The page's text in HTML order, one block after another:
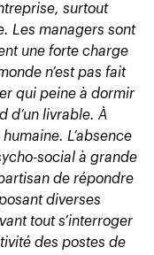
surtout
Les managers sont
une forte charge
n’est pas fait
qui peine à dormir
d’un livrable. À
L’absence
social à grande
de répondre
diverses
tout s’interroger
des postes de